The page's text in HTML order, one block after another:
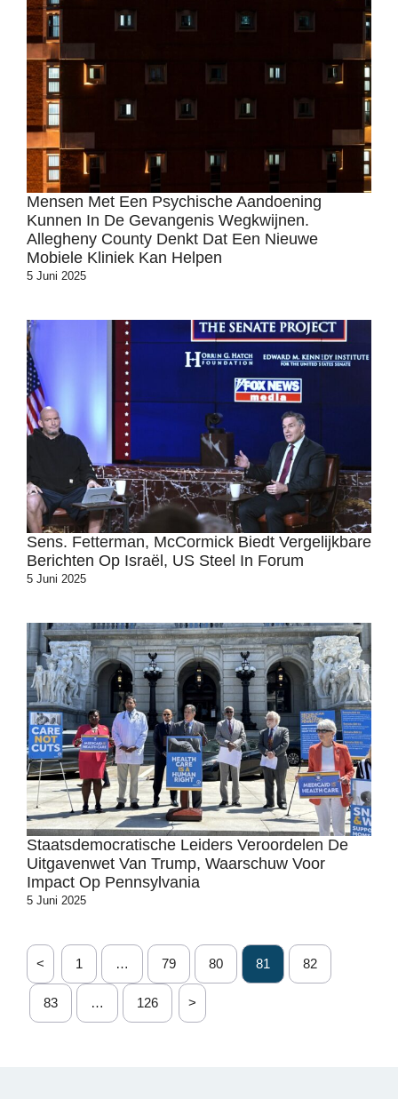
Mensen Met Een Psychische Aandoening
Kunnen In De Gevangenis Wegkwijnen.
Allegheny County Denkt Dat Een Nieuwe
Mobiele Kliniek Kan Helpen
5 Juni 2025
Sens. Fetterman, McCormick Biedt Vergelijkbare
Berichten Op Israël, US Steel In Forum
5 Juni 2025
Staatsdemocratische Leiders Veroordelen De
Uitgavenwet Van Trump, Waarschuw Voor
Impact Op Pennsylvania
5 Juni 2025
< 1 … 79 80 81 82
83 … 126 >